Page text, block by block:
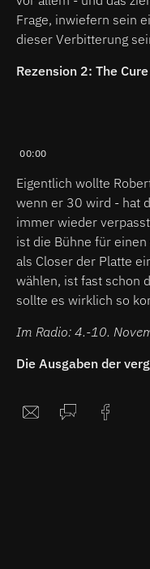
Frage, inwiefern sein
dieser Verbitterung
Rezension 2: The
00:00
Eigentlich wollte
wenn er 30 wird - hat
immer wieder
ist die Bühne für
als Closer der Platte
wählen, ist fast schon
sollte es wirklich so
Im Radio: 4.-10.
Die Ausgaben der